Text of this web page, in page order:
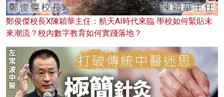
鄭俊傑校長X陳穎華主任：航天AI時代來臨 學校如何緊貼未
來潮流？校內數字教育如何實踐落地？